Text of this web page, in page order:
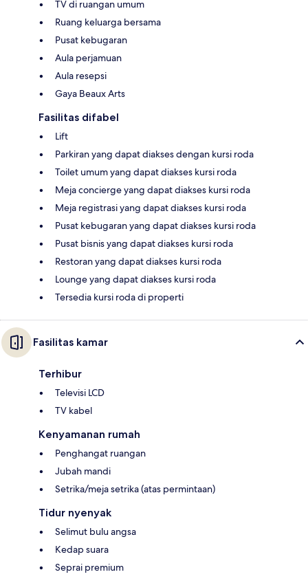
TV di ruangan umum
Ruang keluarga bersama
Pusat kebugaran
Aula perjamuan
Aula resepsi
Gaya Beaux Arts
Fasilitas difabel
Lift
Parkiran yang dapat diakses dengan kursi roda
Toilet umum yang dapat diakses kursi roda
Meja concierge yang dapat diakses kursi roda
Meja registrasi yang dapat diakses kursi roda
Pusat kebugaran yang dapat diakses kursi roda
Pusat bisnis yang dapat diakses kursi roda
Restoran yang dapat diakses kursi roda
Lounge yang dapat diakses kursi roda
Tersedia kursi roda di properti
Fasilitas kamar
Terhibur
Televisi LCD
TV kabel
Kenyamanan rumah
Penghangat ruangan
Jubah mandi
Setrika/meja setrika (atas permintaan)
Tidur nyenyak
Selimut bulu angsa
Kedap suara
Seprai premium